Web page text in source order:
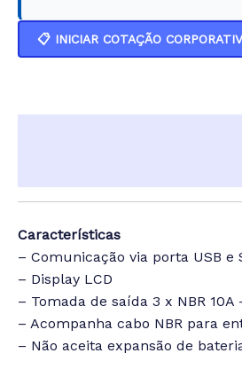
📋 INICIAR COTAÇÃO
Características
– Comunicação via porta USB e
– Display LCD
– Tomada de saída 3 x NBR 10A
– Acompanha cabo NBR para
– Não aceita expansão de